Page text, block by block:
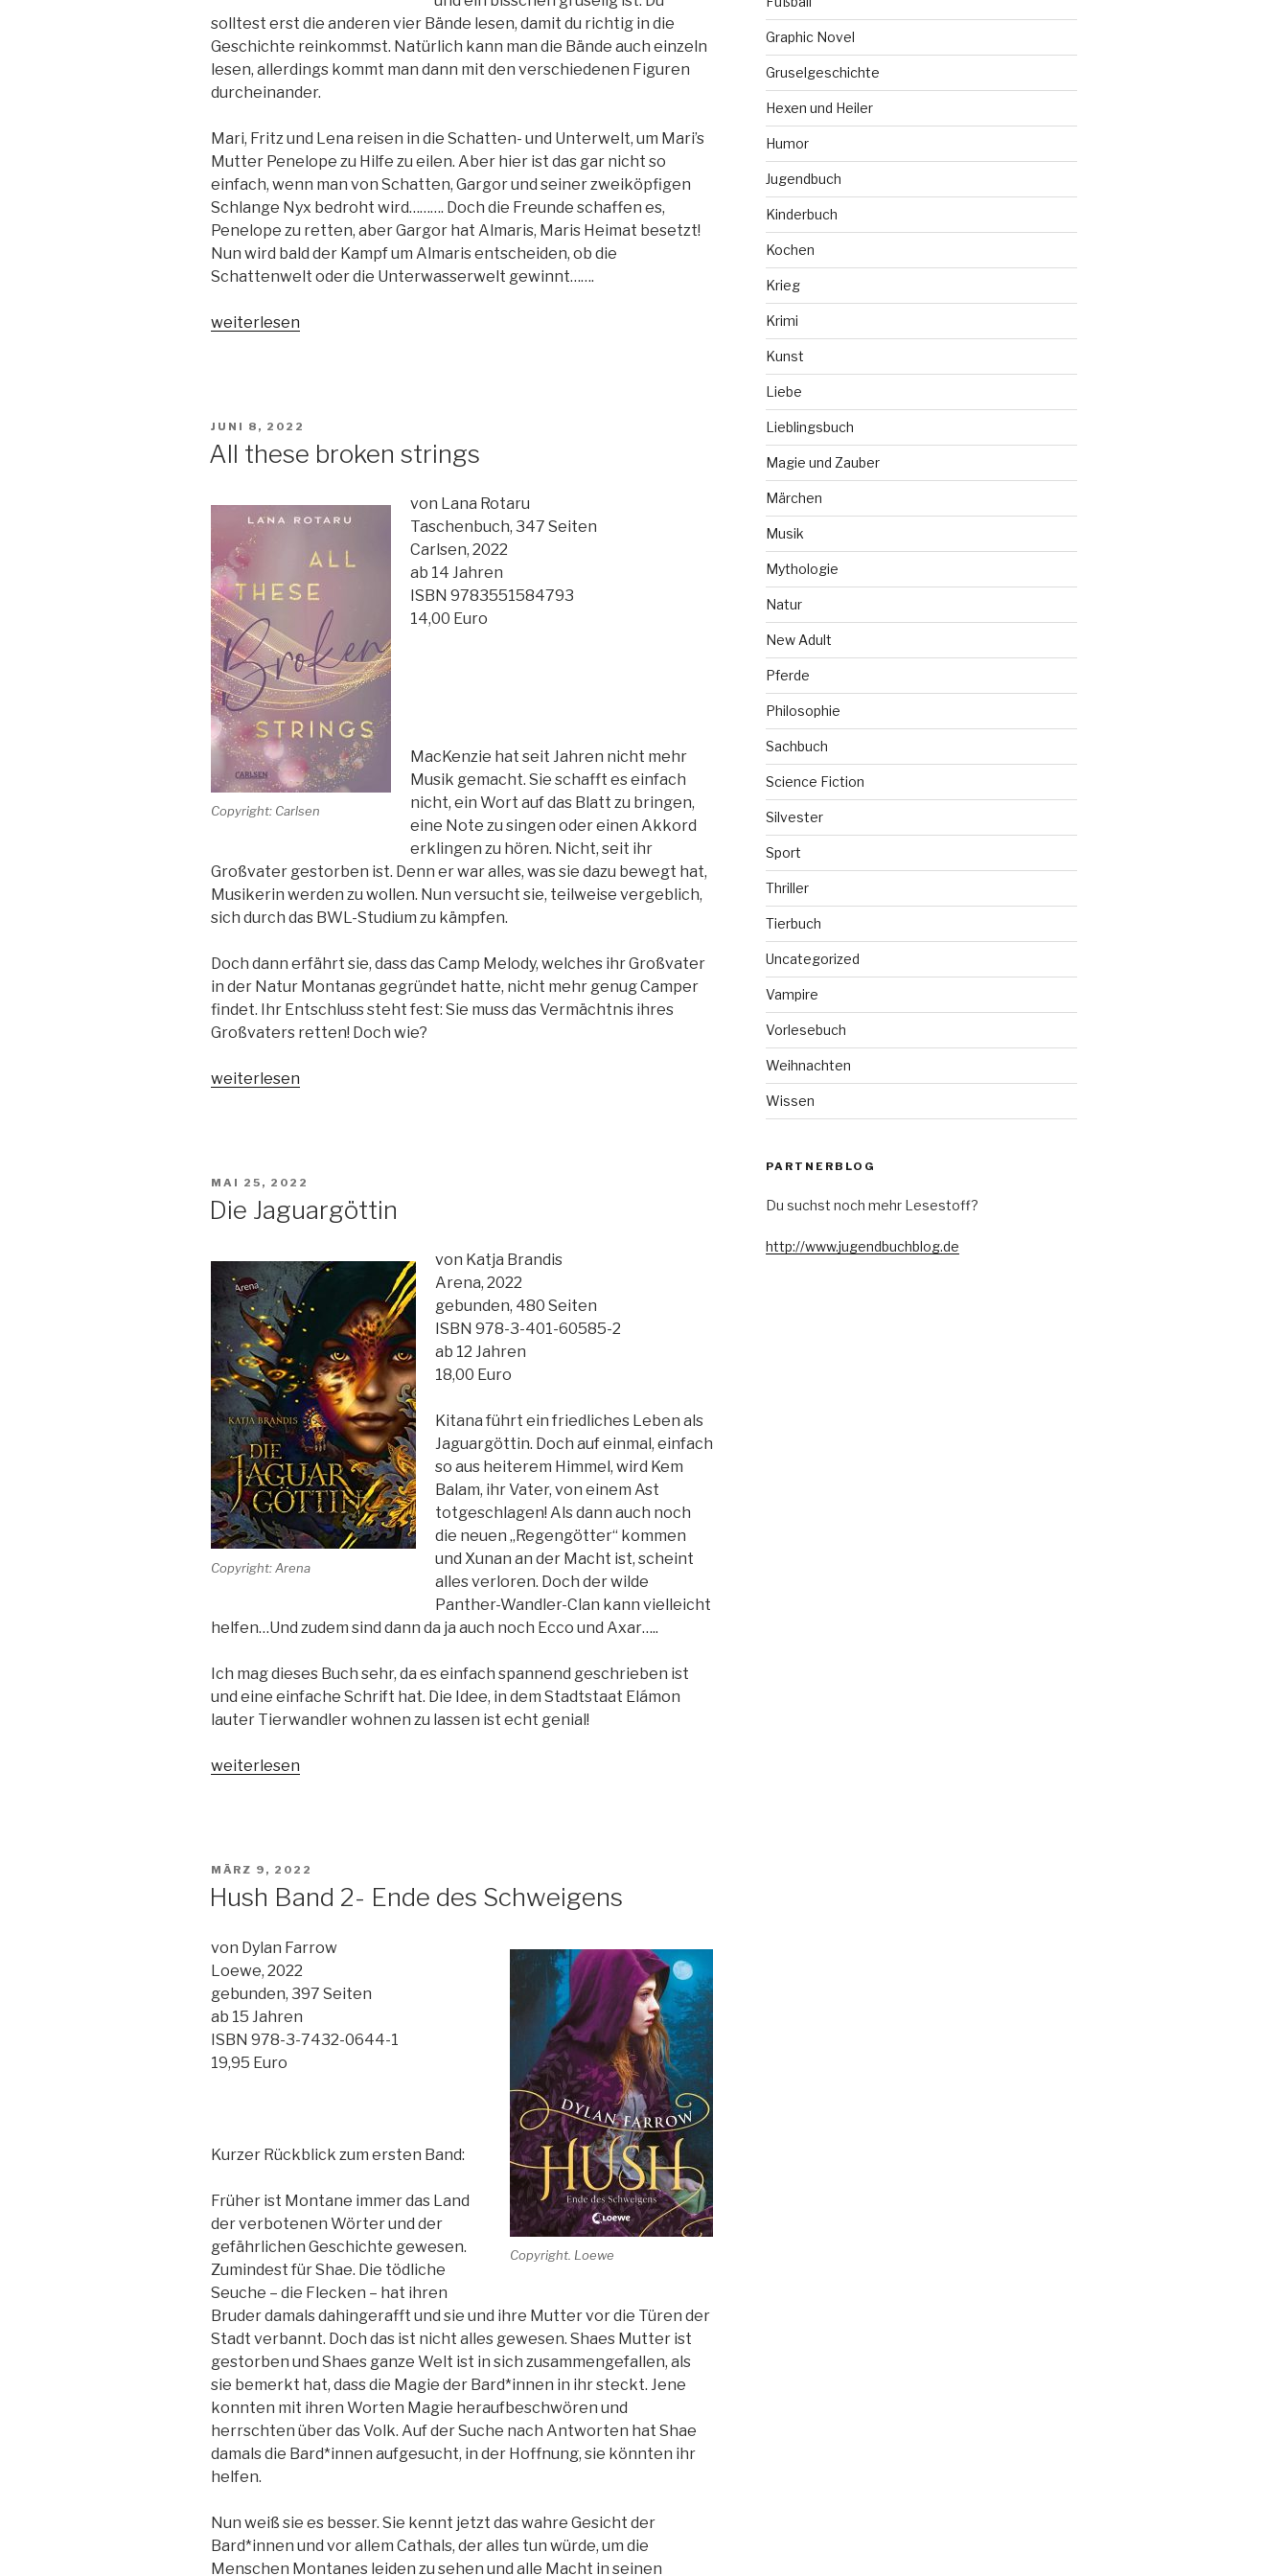
solltest erst die anderen vier Bände lesen, damit du richtig in die
Geschichte reinkommst. Natürlich kann man die Bände auch einzeln
lesen, allerdings kommt man dann mit den verschiedenen Figuren
durcheinander.
Mari, Fritz und Lena reisen in die Schatten- und Unterwelt, um Mari’s
Mutter Penelope zu Hilfe zu eilen. Aber hier ist das gar nicht so
einfach, wenn man von Schatten, Gargor und seiner zweiköpfigen
Schlange Nyx bedroht wird………. Doch die Freunde schaffen es,
Penelope zu retten, aber Gargor hat Almaris, Maris Heimat besetzt!
Nun wird bald der Kampf um Almaris entscheiden, ob die
Schattenwelt oder die Unterwasserwelt gewinnt…….
„Mari-
Band
5-
Lied
Nymphen“
weiterlesen
VERÖFFENTLICHT
JUNI 8, 2022
All these broken strings
Copyright: Carlsen
von Lana Rotaru
Taschenbuch, 347 Seiten
Carlsen, 2022
ab 14 Jahren
ISBN 9783551584793
14,00 Euro
MacKenzie hat seit Jahren nicht mehr
Musik gemacht. Sie schafft es einfach
nicht, ein Wort auf das Blatt zu bringen,
eine Note zu singen oder einen Akkord
erklingen zu hören. Nicht, seit ihr
Großvater gestorben ist. Denn er war alles, was sie dazu bewegt hat,
Musikerin werden zu wollen. Nun versucht sie, teilweise vergeblich,
sich durch das BWL-Studium zu kämpfen.
Doch dann erfährt sie, dass das Camp Melody, welches ihr Großvater
in der Natur Montanas gegründet hatte, nicht mehr genug Camper
findet. Ihr Entschluss steht fest: Sie muss das Vermächtnis ihres
Großvaters retten! Doch wie?
„All
weiterlesen
VERÖFFENTLICHT
MAI 25, 2022
Die Jaguargöttin
Copyright: Arena
von Katja Brandis
Arena, 2022
gebunden, 480 Seiten
ISBN 978-3-401-60585-2
ab 12 Jahren
18,00 Euro
Kitana führt ein friedliches Leben als
Jaguargöttin. Doch auf einmal, einfach
so aus heiterem Himmel, wird Kem
Balam, ihr Vater, von einem Ast
totgeschlagen! Als dann auch noch
die neuen „Regengötter“ kommen
und Xunan an der Macht ist, scheint
alles verloren. Doch der wilde
Panther-Wandler-Clan kann vielleicht
helfen…Und zudem sind dann da ja auch noch Ecco und Axar…..
Ich mag dieses Buch sehr, da es einfach spannend geschrieben ist
und eine einfache Schrift hat. Die Idee, in dem Stadtstaat Elámon
lauter Tierwandler wohnen zu lassen ist echt genial!
„Die
weiterlesen
VERÖFFENTLICHT
MÄRZ 9, 2022
Hush Band 2- Ende des Schweigens
Copyright. Loewe
von Dylan Farrow
Loewe, 2022
gebunden, 397 Seiten
ab 15 Jahren
ISBN 978-3-7432-0644-1
19,95 Euro
Kurzer Rückblick zum ersten Band:
Früher ist Montane immer das Land
der verbotenen Wörter und der
gefährlichen Geschichte gewesen.
Zumindest für Shae. Die tödliche
Seuche – die Flecken – hat ihren
Bruder damals dahingerafft und sie und ihre Mutter vor die Türen der
Stadt verbannt. Doch das ist nicht alles gewesen. Shaes Mutter ist
gestorben und Shaes ganze Welt ist in sich zusammengefallen, als
sie bemerkt hat, dass die Magie der Bard*innen in ihr steckt. Jene
konnten mit ihren Worten Magie heraufbeschwören und
herrschten über das Volk. Auf der Suche nach Antworten hat Shae
damals die Bard*innen aufgesucht, in der Hoffnung, sie könnten ihr
helfen.
Nun weiß sie es besser. Sie kennt jetzt das wahre Gesicht der
Bard*innen und vor allem Cathals, der alles tun würde, um die
Menschen Montanes leiden zu sehen und alle Macht in seinen
Graphic Novel
Gruselgeschichte
Hexen und Heiler
Humor
Jugendbuch
Kinderbuch
Kochen
Krieg
Krimi
Kunst
Liebe
Lieblingsbuch
Magie und Zauber
Märchen
Musik
Mythologie
Natur
New Adult
Pferde
Philosophie
Sachbuch
Science Fiction
Silvester
Sport
Thriller
Tierbuch
Uncategorized
Vampire
Vorlesebuch
Weihnachten
Wissen
PARTNERBLOG
Du suchst noch mehr Lesestoff?
http://www.jugendbuchblog.de